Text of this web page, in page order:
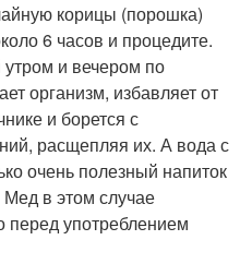
корицы (порошка)
6 часов и процедите.
утром и вечером по
организм, избавляет от
и борется с
расщепляя их. А вода с
очень полезный напиток
в этом случае
перед употреблением